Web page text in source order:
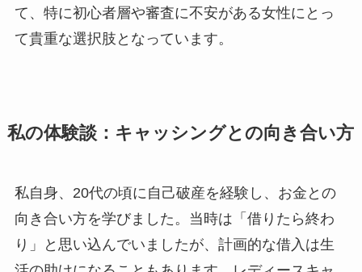
て、特に初心者層や審査に不安がある女性にとっ
て貴重な選択肢となっています。
私の体験談：キャッシングとの向き合い方
私自身、20代の頃に自己破産を経験し、お金との
向き合い方を学びました。当時は「借りたら終わ
り」と思い込んでいましたが、計画的な借入は生